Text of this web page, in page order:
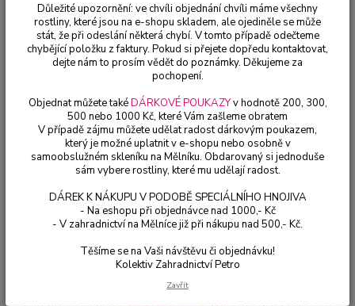
Bylinky a léčivky Reveň Kadeřavá- Rebarbora - 001
Reveň Kadeřavá- Rebarbora -
Důležité upozornění: ve chvíli objednání chvíli máme všechny
rostliny, které jsou na e-shopu skladem, ale ojediněle se může
stát, že při odeslání některá chybí. V tomto případě odečteme
chybějící položku z faktury. Pokud si přejete dopředu kontaktovat,
dejte nám to prosím vědět do poznámky. Děkujeme za
pochopení.
Objednat můžete takéDÁRKOVÉ POUKAZYv hodnotě 200, 300,
500 nebo 1000 Kč, které Vám zašleme obratem
V případě zájmu můžete udělat radost dárkovým poukazem,
který je možné uplatnit v e-shopu nebo osobně v
samoobslužném skleníku na Mělníku. Obdarovaný si jednoduše
sám vybere rostliny, které mu udělají radost.
DÁREK K NÁKUPU V PODOBĚ SPECIÁLNÍHO HNOJIVA
- Na eshopu při objednávce nad 1000,- Kč
- V zahradnictví na Mělníce již při nákupu nad 500,- Kč.
Těšíme se na Vaši návštěvu či objednávku!
Kolektiv Zahradnictví Petro
Zavřít